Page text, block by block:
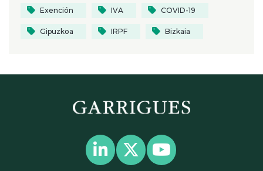
Exención IVA COVID-19
Gipuzkoa IRPF Bizkaia